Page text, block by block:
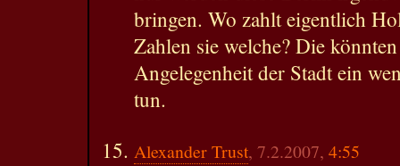
bringen. Wo zahlt eigentlich
Zahlen sie welche? Die
Angelegenheit der Stadt ein
tun.
Alexander Trust, 7.2.2007, 4:55